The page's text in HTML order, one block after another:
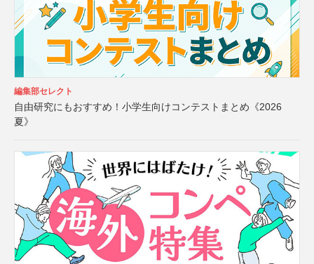
編集部セレクト
自由研究にもおすすめ！小学生向けコンテストまとめ《2026
夏》